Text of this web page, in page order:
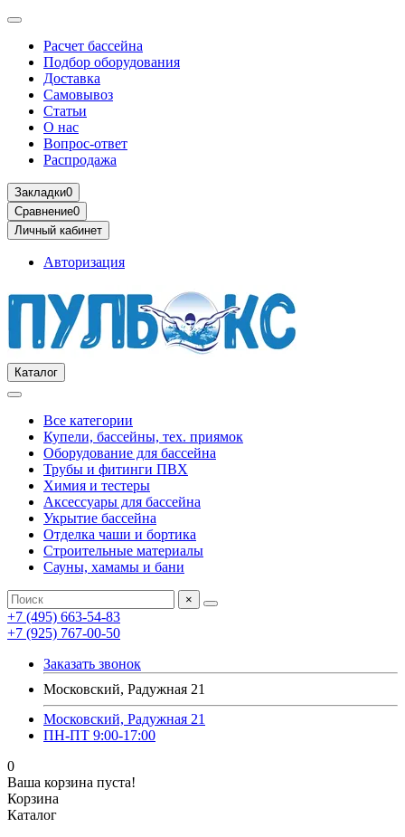
Расчет бассейна
Подбор оборудования
Доставка
Самовывоз
Статьи
О нас
Вопрос-ответ
Распродажа
Закладки0
Сравнение0
Личный кабинет
Авторизация
Каталог
Все категории
Купели, бассейны, тех. приямок
Оборудование для бассейна
Трубы и фитинги ПВХ
Химия и тестеры
Аксессуары для бассейна
Укрытие бассейна
Отделка чаши и бортика
Строительные материалы
Сауны, хамамы и бани
×
+7 (495) 663-54-83
+7 (925) 767-00-50
Заказать звонок
Московский, Радужная 21
Московский, Радужная 21
ПН-ПТ 9:00-17:00
0
Ваша корзина пуста!
Корзина
Каталог